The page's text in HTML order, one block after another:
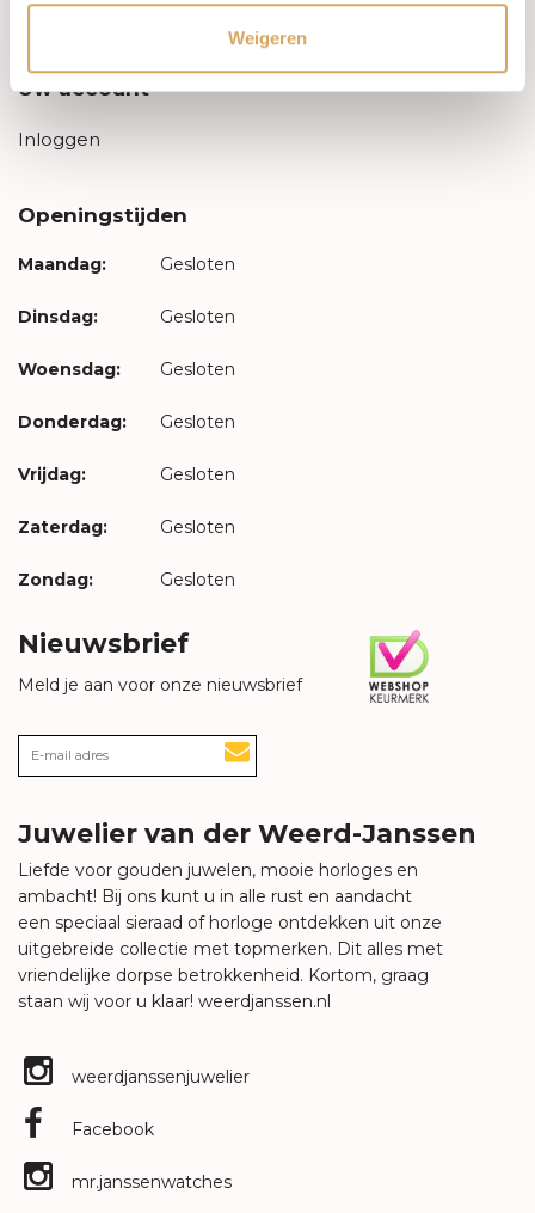
Weigeren
Privacy Policy
Uw account
Inloggen
Openingstijden
Maandag: Gesloten
Dinsdag: Gesloten
Woensdag: Gesloten
Donderdag: Gesloten
Vrijdag: Gesloten
Zaterdag: Gesloten
Zondag: Gesloten
Nieuwsbrief
Meld je aan voor onze nieuwsbrief
Juwelier van der Weerd-Janssen
Liefde voor gouden juwelen, mooie horloges en
ambacht! Bij ons kunt u in alle rust en aandacht
een speciaal sieraad of horloge ontdekken uit onze
uitgebreide collectie met topmerken. Dit alles met
vriendelijke dorpse betrokkenheid. Kortom, graag
staan wij voor u klaar! weerdjanssen.nl
weerdjanssenjuwelier
Facebook
mr.janssenwatches